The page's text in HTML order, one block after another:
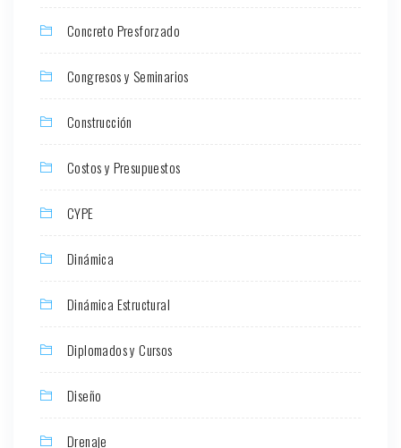
Concreto Presforzado
Congresos y Seminarios
Construcción
Costos y Presupuestos
CYPE
Dinámica
Dinámica Estructural
Diplomados y Cursos
Diseño
Drenaje